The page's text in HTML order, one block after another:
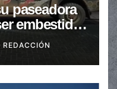
paseadora
embestidas
REDACCIÓN